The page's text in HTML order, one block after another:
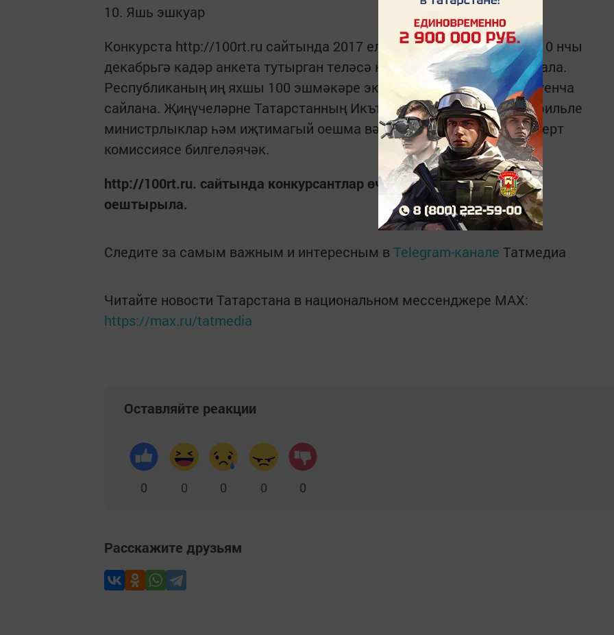
10. Яшь эшкуар
Конкурста http://100rt.ru сайтында 2017 елның 10 нчы ноябреннән 10 нчы
декабрьгә кадәр анкета тутырган теләсә кайсы эшмәкәр катнаша ала.
Республиканың иң яхшы 100 эшмәкәре экспертлар сораштыруы буенча
сайлана. Җиңүчеләрне Татарстанның Икътисад министрлыгы, профильле
министрлыклар һәм иҗтимагый оешма вәкилләреннән торган эксперт
комиссиясе билгеләячәк.
http://100rt.ru. сайтында конкурсантлар өчен ачык тавыш бирү дә
оештырыла.
Следите за самым важным и интересным в Telegram-канале Татмедиа
Читайте новости Татарстана в национальном мессенджере MАХ:
https://max.ru/tatmedia
Оставляйте реакции
0 0 0 0 0
Расскажите друзьям